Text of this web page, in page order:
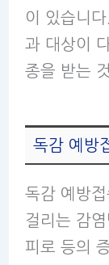
이 있습니
과 대상이
종을 받는
독감 예방
독감 예방
걸리는 감
피로 등의